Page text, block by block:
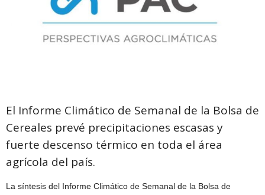
El Informe Climático de Semanal de la Bolsa de
Cereales prevé precipitaciones escasas y
fuerte descenso térmico en toda el área
agrícola del país.
La síntesis del Informe Climático de Semanal de la Bolsa de